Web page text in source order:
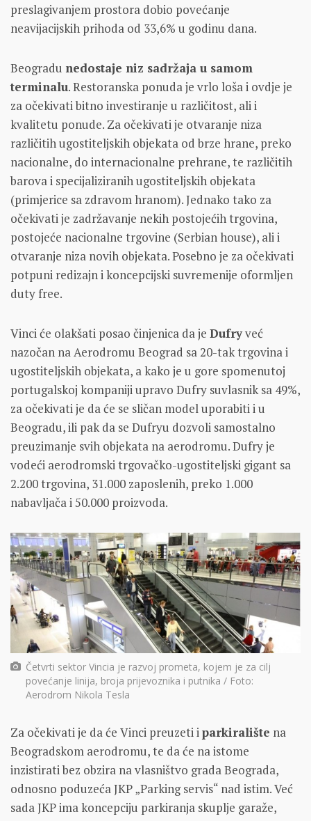
preslagivanjem prostora dobio povećanje
neavijacijskih prihoda od 33,6% u godinu dana.
Beogradu nedostaje niz sadržaja u samom
terminalu. Restoranska ponuda je vrlo loša i ovdje je
za očekivati bitno investiranje u različitost, ali i
kvalitetu ponude. Za očekivati je otvaranje niza
različitih ugostiteljskih objekata od brze hrane, preko
nacionalne, do internacionalne prehrane, te različitih
barova i specijaliziranih ugostiteljskih objekata
(primjerice sa zdravom hranom). Jednako tako za
očekivati je zadržavanje nekih postojećih trgovina,
postojeće nacionalne trgovine (Serbian house), ali i
otvaranje niza novih objekata. Posebno je za očekivati
potpuni redizajn i koncepcijski suvremenije oformljen
duty free.
Vinci će olakšati posao činjenica da je Dufryveć
nazočan na Aerodromu Beograd sa 20-tak trgovina i
ugostiteljskih objekata, a kako je u gore spomenutoj
portugalskoj kompaniji upravo Dufry suvlasnik sa 49%,
za očekivati je da će se sličan model uporabiti i u
Beogradu, ili pak da se Dufryu dozvoli samostalno
preuzimanje svih objekata na aerodromu. Dufry je
vodeći aerodromski trgovačko-ugostiteljski gigant sa
2.200 trgovina, 31.000 zaposlenih, preko 1.000
nabavljača i 50.000 proizvoda.
Četvrti sektor Vincia je razvoj prometa, kojem je za cilj
povećanje linija, broja prijevoznika i putnika / Foto:
Aerodrom Nikola Tesla
Za očekivati je da će Vinci preuzeti iparkiralište na
Beogradskom aerodromu, te da će na istome
inzistirati bez obzira na vlasništvo grada Beograda,
odnosno poduzeća JKP „Parking servis“ nad istim. Već
sada JKP ima koncepciju parkiranja skuplje garaže,